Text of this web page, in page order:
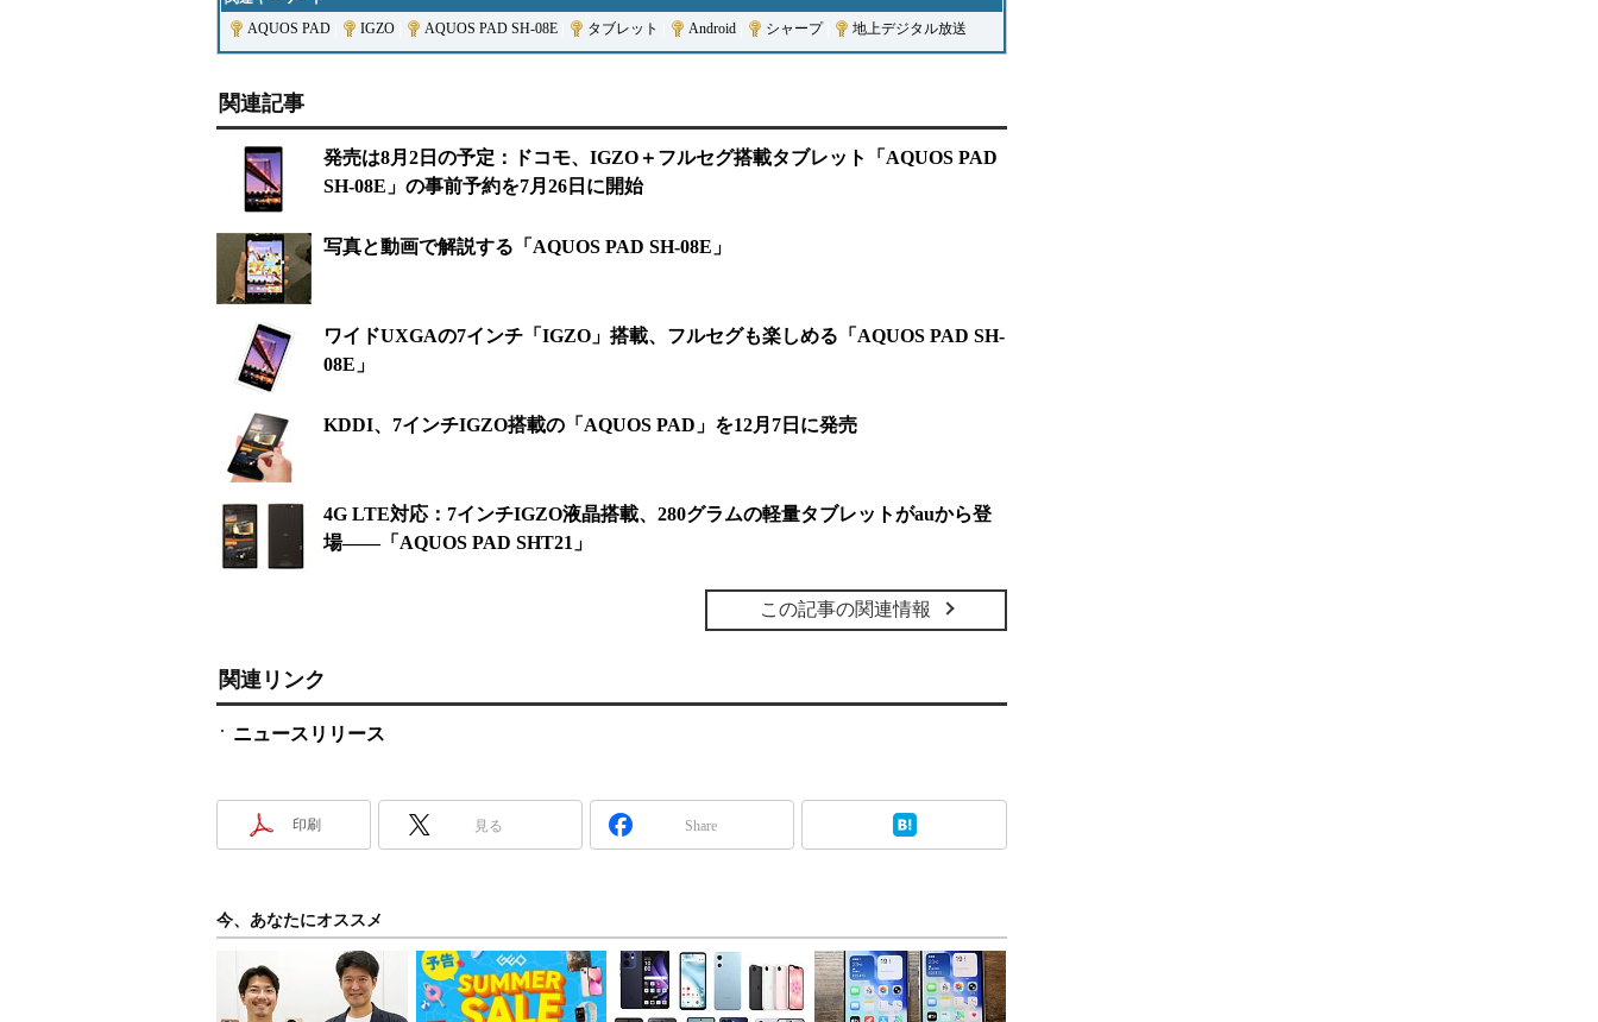
AQUOS PAD
IGZO AQUOS PAD SH-08E タブレット Android シャープ| 地上デジタル放送
関連記事
発売は8月2日の予定：ドコモ、IGZO＋フルセグ搭載タブレット「AQUOS PAD
SH-08E」の事前予約を7月26日に開始
写真と動画で解説する「AQUOS PAD SH-08E」
ワイドUXGAの7インチ「IGZO」搭載、フルセグも楽しめる「AQUOS PAD SH-
08E」
KDDI、7インチIGZO搭載の「AQUOS PAD」を12月7日に発売
4G LTE対応：7インチIGZO液晶搭載、280グラムの軽量タブレットがauから登
場――「AQUOS PAD SHT21」
この記事の関連情報
関連リンク
ニュースリリース
印刷 見る Share
今、あなたにオススメ